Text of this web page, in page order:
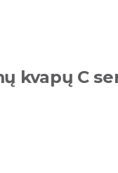
kvapų C